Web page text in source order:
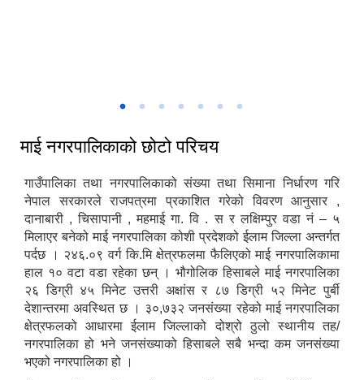
माई नगरपालिकाको छोटो परिचय
गाउँपालिका तथा नगरपालिकाको संख्या तथा सिमाना निर्धारण गरि
नेपाल सरकारले राजपत्रमा प्रकाशित गरेको विवरण आनुसार ,
दानाबारी , चिसापानी , महमाई गा. वि . स र लक्षिम्पुर वडा नं – ५
मिलाएर बनेको माई नगरपालिका कोशी प्रदेशको ईलाम जिल्ला अन्तर्गत
पर्दछ । २४६.०९ वर्ग कि.मि क्षेत्रफलमा फैलिएको माई नगरपालिकामा
हाल १० वटा वडा रहेका छन् । भौगोलिक हिसाबले माई नगरपालिका
२६ डिग्री ४५ मिनेट उत्तरी अक्षांस र ८७ डिग्री ५२ मिनेट पुर्बी
देशान्तरमा अवस्थित छ । ३०,७३२ जनसंख्या रहेको माई नगरपालिका
क्षेत्रफलको आधारमा ईलाम जिल्लाको दोश्रो ठुलो स्थानीय तह/
नगरपालिका हो भने जनसंख्याको हिसाबले सबै भन्दा कम जनसंख्या
भएको नगरपालिका हो ।